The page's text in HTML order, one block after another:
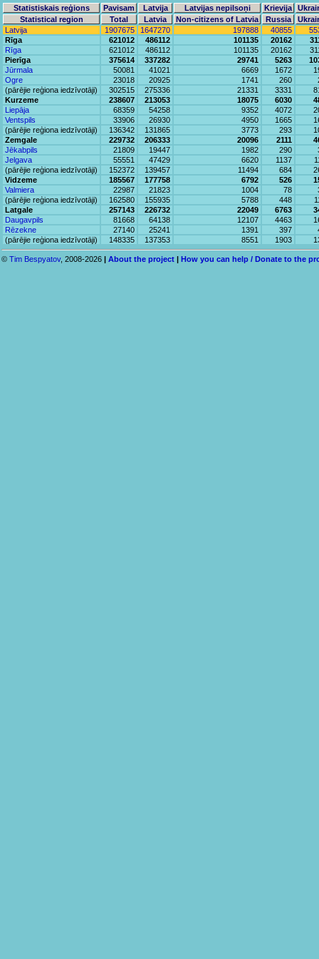
Statistiskais reģions Pavisam Latvija Latvijas nepilsoņi Krievija
Statistical region
Total Latvia Non-citizens of Latvia Russia
Latvija
1907675 1647270 197888 40855
Rīga
621012 486112 101135 20162
Rīga
621012 486112 101135 20162
Pierīga
375614 337282 29741 5263
Jūrmala
50081 41021 6669 1672
Ogre
23018 20925 1741 260
(pārējie reģiona iedzīvotāji)
302515 275336 21331 3331
Kurzeme
238607 213053 18075 6030
Liepāja
68359 54258 9352 4072
Ventspils
33906 26930 4950 1665
(pārējie reģiona iedzīvotāji)
136342 131865 3773 293
Zemgale
229732 206333 20096 2111
Jēkabpils
21809 19447 1982 290
Jelgava
55551 47429 6620 1137
(pārējie reģiona iedzīvotāji)
152372 139457 11494 684
Vidzeme
185567 177758 6792 526
Valmiera
22987 21823 1004 78
(pārējie reģiona iedzīvotāji)
162580 155935 5788 448
Latgale
257143 226732 22049 6763
Daugavpils
81668 64138 12107 4463
Rēzekne
27140 25241 1391 397
(pārējie reģiona iedzīvotāji)
148335 137353 8551 1903
© Tim Bespyatov, 2008-2026 | About the project | How you can help / Donate to the